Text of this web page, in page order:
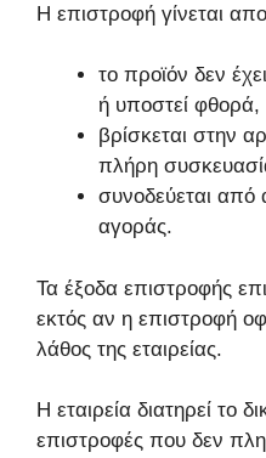
Η επιστροφή γίνεται
το προϊόν δεν
ή υποστεί φθορά,
βρίσκεται στην
πλήρη
συνοδεύεται από
αγοράς.
Τα έξοδα επιστροφής
εκτός αν η επιστροφή
λάθος της εταιρείας.
Η εταιρεία διατηρεί το
επιστροφές που δεν